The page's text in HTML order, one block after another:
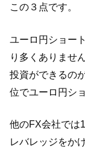
この３点です。
ユーロ円ショー
り多くありませ
投資ができるの
位でユーロ円シ
他のFX会社では
レバレッジをか